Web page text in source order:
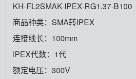
KH-FL2SMAK-IPEX-RG1.37-B100
商品种类：SMA转IPEX
连接线长：100mm
IPEX代数：1代
额定电压：300V